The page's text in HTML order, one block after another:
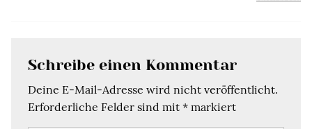
Schreibe einen Kommentar
Deine E-Mail-Adresse wird nicht veröffentlicht.
Erforderliche Felder sind mit * markiert